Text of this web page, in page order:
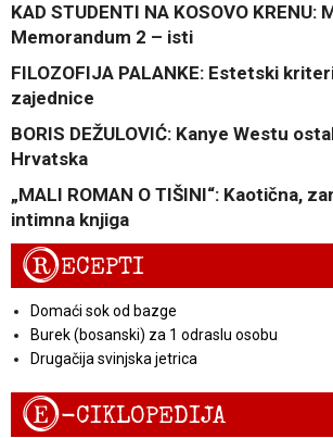
KAD STUDENTI NA KOSOVO
Memorandum 2 – isti
FILOZOFIJA PALANKE: Estetski
zajednice
BORIS DEŽULOVIĆ: Kanye Westu
Hrvatska
„MALI ROMAN O TIŠINI“: Kaotična,
intimna knjiga
RECEPTI
Domaći sok od bazge
Burek (bosanski) za 1 odraslu osobu
Drugačija svinjska jetrica
E-CIKLOPEDIJA